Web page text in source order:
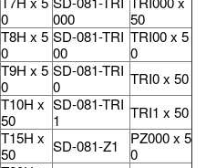
0
000
50
T8H x 5
0
SD-081-TRI
00
TRI00 x 5
0
T9H x 5
0
SD-081-TRI
0
TRI0 x 50
T10H x
50
SD-081-TRI
1
TRI1 x 50
T15H x
50
SD-081-Z1
PZ000 x 5
0